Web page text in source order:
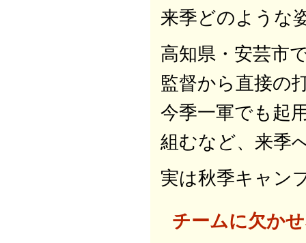
来季どのような
高知県・安芸市
監督から直接の
今季一軍でも起
組むなど、来季
実は秋季キャン
チームに欠か